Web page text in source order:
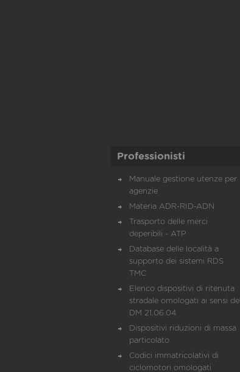
Professionisti
Manuale gestione utenze per
agenzie
Materia ADR-RID-ADN
Trasporto delle merci
deperibili - ATP
Database delle località a
supporto dei sistemi RDS
TMC
Elenco dispositivi di ritenuta
stradale omologati ai sensi del
DM 21.06.04
Dispositivi riduzioni di massa
particolato
Codici immatricolativi di
ciclomotori omologati